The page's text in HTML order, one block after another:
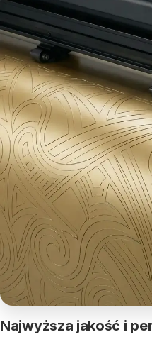
Najwyższa jakość i